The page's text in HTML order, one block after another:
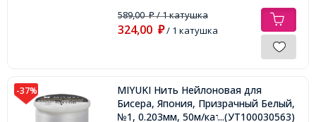
589,00₽/ 1 катушка
324,00 ₽/ 1 катушка
-37%
MIYUKI Нить Нейлоновая для
Бисера, Япония, Призрачный Белый,
№1, 0.203мм, 50м/катушка,...(УТ100030563)